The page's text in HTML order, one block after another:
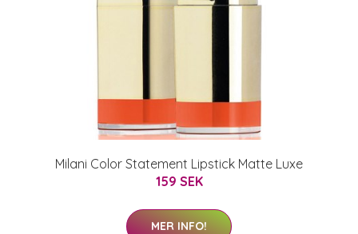
Milani Color Statement Lipstick Matte Luxe
159 SEK
MER INFO!